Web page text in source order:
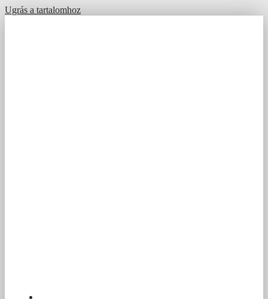
Ugrás a tartalomhoz